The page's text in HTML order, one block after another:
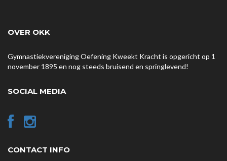
OVER OKK
Gymnastiekvereniging Oefening Kweekt Kracht is opgericht op 1
november 1895 en nog steeds bruisend en springlevend!
SOCIAL MEDIA
CONTACT INFO